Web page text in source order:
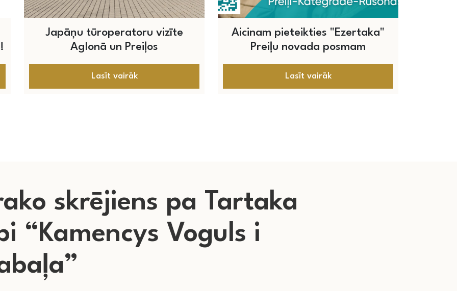
Japāņu tūroperatoru vizīte
Aglonā un Preiļos
Lasīt vairāk
Aicinam pieteikties "Ezertaka"
Preiļu novada posmam
Lasīt vairāk
skrējiens pa Tartaka
“Kamencys Voguls i